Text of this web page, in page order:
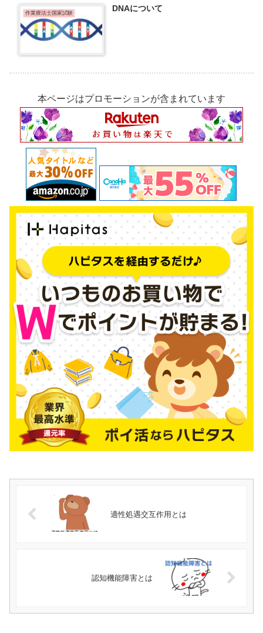
作業療法士国家試験 DNAについて
本ページはプロモーションが含まれています
適性処遇交互作用とは
認知機能障害とは